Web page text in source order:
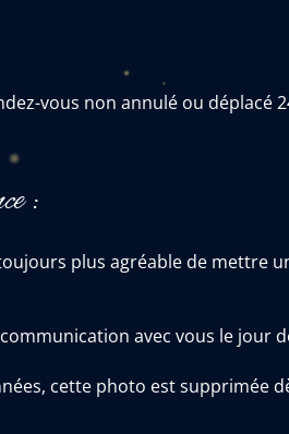
vous non annulé ou déplacé
:
plus agréable de mettre
avec vous le jour
cette photo est supprimée